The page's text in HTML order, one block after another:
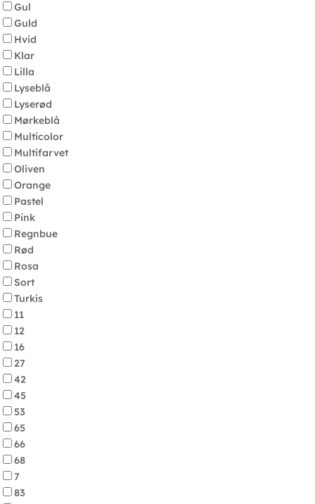
Gul
Guld
Hvid
Klar
Lilla
Lyseblå
Lyserød
Mørkeblå
Multicolor
Multifarvet
Oliven
Orange
Pastel
Pink
Regnbue
Rød
Rosa
Sort
Turkis
11
12
16
27
42
45
53
65
66
68
7
83